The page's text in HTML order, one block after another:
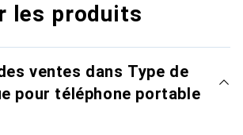
les produits
ventes dans Type de
pour téléphone portable